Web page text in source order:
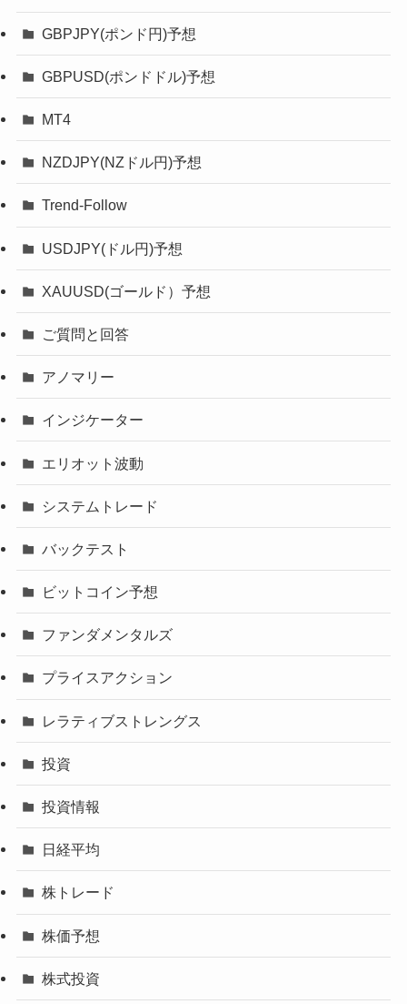
GBPJPY(ポンド円)予想
GBPUSD(ポンドドル)予想
MT4
NZDJPY(NZドル円)予想
Trend-Follow
USDJPY(ドル円)予想
XAUUSD(ゴールド）予想
ご質問と回答
アノマリー
インジケーター
エリオット波動
システムトレード
バックテスト
ビットコイン予想
ファンダメンタルズ
プライスアクション
レラティブストレングス
投資
投資情報
日経平均
株トレード
株価予想
株式投資